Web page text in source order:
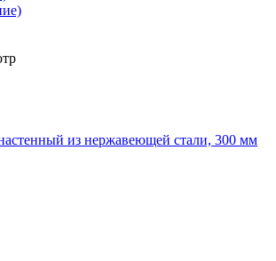
из нержавеющей стали, 300 мм